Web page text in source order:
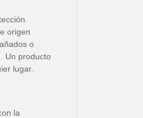
origen
o
Un producto
lugar.
la